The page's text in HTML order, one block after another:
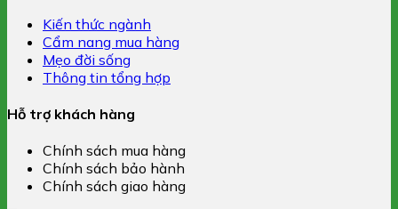
Kiến thức ngành
Cẩm nang mua hàng
Mẹo đời sống
Thông tin tổng hợp
Hỗ trợ khách hàng
Chính sách mua hàng
Chính sách bảo hành
Chính sách giao hàng